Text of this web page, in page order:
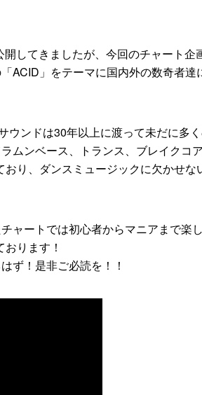
してきましたが、今回のチャート企
ACID」をテーマに国内外の数奇者達
ウンドは30年以上に渡って未だに多
ムンベース、トランス、ブレイクコ
り、ダンスミュージックに欠かせな
ャートでは初心者からマニアまで楽
ります！
ず！是非ご必読を！！